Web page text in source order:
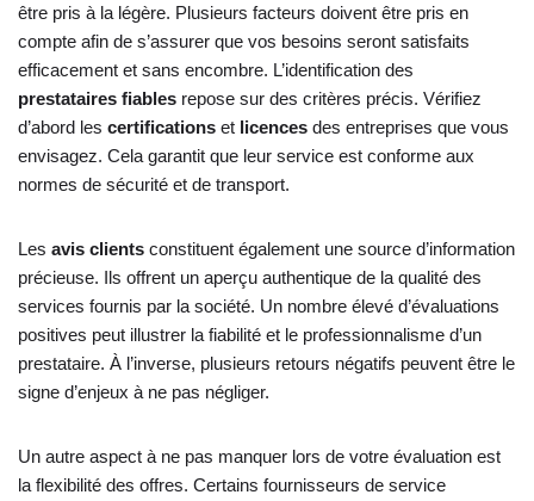
être pris à la légère. Plusieurs facteurs doivent être pris en
compte afin de s’assurer que vos besoins seront satisfaits
efficacement et sans encombre. L’identification des
prestataires fiables repose sur des critères précis. Vérifiez
d’abord les certifications et licences des entreprises que vous
envisagez. Cela garantit que leur service est conforme aux
normes de sécurité et de transport.
Les avis clients constituent également une source d’information
précieuse. Ils offrent un aperçu authentique de la qualité des
services fournis par la société. Un nombre élevé d’évaluations
positives peut illustrer la fiabilité et le professionnalisme d’un
prestataire. À l’inverse, plusieurs retours négatifs peuvent être le
signe d’enjeux à ne pas négliger.
Un autre aspect à ne pas manquer lors de votre évaluation est
la flexibilité des offres. Certains fournisseurs de service